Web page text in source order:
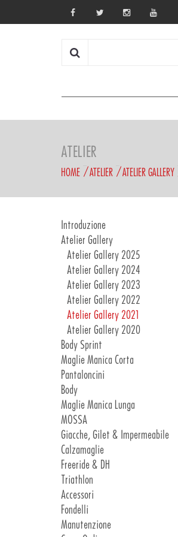
ATELIER
HOME ATELIER ATELIER GALLERY
Introduzione
Atelier Gallery
Atelier Gallery 2025
Atelier Gallery 2024
Atelier Gallery 2023
Atelier Gallery 2022
Atelier Gallery 2021
Atelier Gallery 2020
Body Sprint
Maglie Manica Corta
Pantaloncini
Body
Maglie Manica Lunga
MOSSA
Giacche, Gilet & Impermeabile
Giacche
Gilet & Impermeabile
Calzamaglie
Freeride & DH
Freeride
DH
Triathlon
Accessori
Manicotti, Ginocchiere E Gambali
Guanti
Fondelli
Introduzione Fondelli
Manutenzione